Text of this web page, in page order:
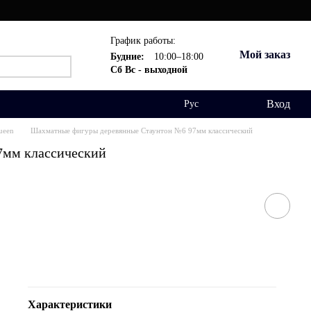
График работы:
Будние:
10:00–18:00
Сб Вс - выходной
Мой заказ
Рус Вход
Шахматные фигуры деревянные Стаунтон №6 97мм классический
классический
Характеристики